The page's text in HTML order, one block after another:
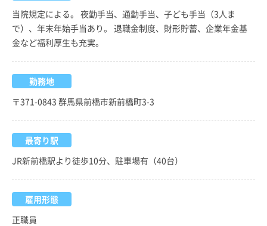
当院規定による。 夜勤手当、通勤手当、子ども手当（3人ま
で）、年末年始手当あり。 退職金制度、財形貯蓄、企業年金基
金など福利厚生も充実。
勤務地
〒371-0843 群馬県前橋市新前橋町3-3
最寄り駅
JR新前橋駅より徒歩10分、駐車場有（40台）
雇用形態
正職員